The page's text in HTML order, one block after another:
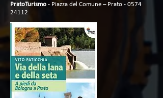
PratoTurismo - Piazza del Comune – Prato - 0574
24112